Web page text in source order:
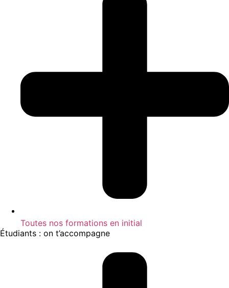
Toutes nos formations en initial
Étudiants : on t’accompagne